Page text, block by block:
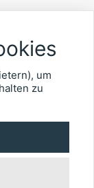
um
zu